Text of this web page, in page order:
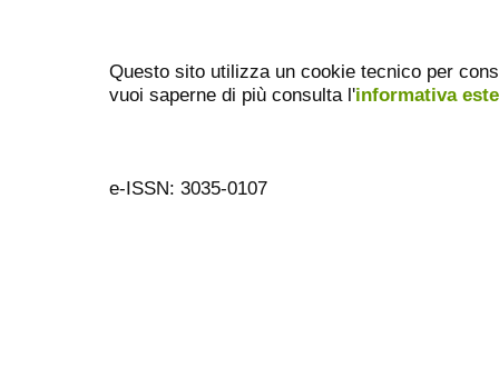
Questo sito utilizza un cookie tecnico per
vuoi saperne di più consulta l'informativa
e-ISSN: 3035-0107